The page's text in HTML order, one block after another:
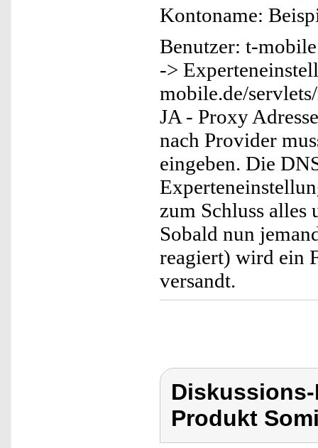
Kontoname:
Benutzer: t-
->
mobile.de/
JA - Proxy
nach Provider
eingeben. Die
zum Schluss
Sobald nun
reagiert) wird ein
versandt.
Produkt